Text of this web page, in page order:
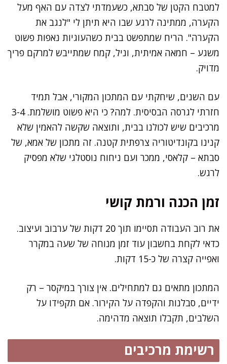
למטבח הקטן של סבתא, כשעמדתי לצדה עם האף מעל
הקערה, ממתינה לרגע שבו היא תיתן לי "לנגב את
הקערה". הריח שמתפשט בבית כשהעוגיות נאפות פשוט
משגע – חמאה אמיתית, וניל, קמח שמתייבש למרקם פריך
מדויק.
עם השנים, שיחקתי עם המתכון המקורי, אבל תמיד
חזרתי לגרסה הבסיסית. למה? כי היא פשוט מושלמת. 3-4
מרכיבים שיש לכולנו בבית, ותוצאה שקשה להאמין שלא
קנינו בקונדיטוריה צרפתית קטנה. זה מתכון של אמא, של
סבתא – קלאסי, ממכר ועם ניחוח נוסטלגי שלא מפסיק
לרגש.
זמן הכנה ורמת קושי
את רוב העבודה תסיימו תוך 20 דקות של ערבוב ועיצוב.
כדאי לקחת בחשבון עוד זמן מנוחה של שעה במקרר
ואפייה קצרה של כ-15 דקות.
המתכון מתאים גם למתחילים. אין צורך במיקסר – רק
ידיים, סבלנות והקפדה על הקירור. אם תקפידו על
השלבים, תקבלו תוצאה מדהימה.
רשימת מרכיבים